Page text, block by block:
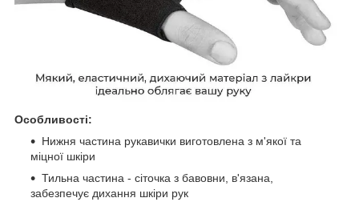
Особливості:
Нижня частина рукавички виготовлена з м'якої та
міцної шкіри
Тильна частина - сіточка з бавовни, в'язана,
забезпечує дихання шкіри рук